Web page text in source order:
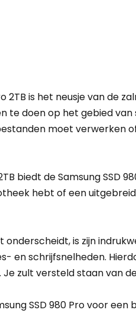
2TB is het neusje van
te doen op het gebied
moet verwerken
biedt de Samsung SSD
hebt of een
onderscheidt, is zijn
en schrijfsnelheden.
Je zult versteld staan van
SSD 980 Pro voor